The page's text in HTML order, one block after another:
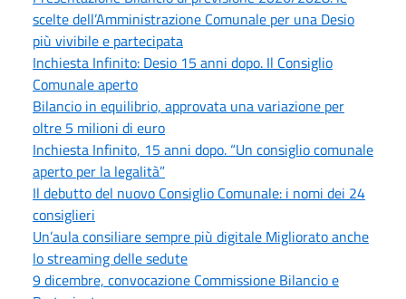
scelte dell’Amministrazione Comunale per una Desio
più vivibile e partecipata
Inchiesta Infinito: Desio 15 anni dopo. Il Consiglio
Comunale aperto
Bilancio in equilibrio, approvata una variazione per
oltre 5 milioni di euro
Inchiesta Infinito, 15 anni dopo. “Un consiglio comunale
aperto per la legalità”
Il debutto del nuovo Consiglio Comunale: i nomi dei 24
consiglieri
Un’aula consiliare sempre più digitale Migliorato anche
lo streaming delle sedute
9 dicembre, convocazione Commissione Bilancio e